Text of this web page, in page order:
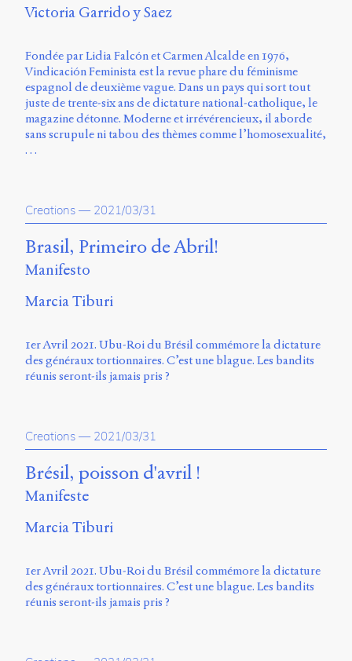
Victoria Garrido y Saez
Fondée par Lidia Falcón et Carmen Alcalde en 1976,
Vindicación Feminista est la revue phare du féminisme
espagnol de deuxième vague. Dans un pays qui sort tout
juste de trente-six ans de dictature national-catholique, le
magazine détonne. Moderne et irrévérencieux, il aborde
sans scrupule ni tabou des thèmes comme l’homosexualité,
…
Creations — 2021/03/31
Brasil, Primeiro de Abril!
Manifesto
Marcia Tiburi
1er Avril 2021. Ubu-Roi du Brésil commémore la dictature
des généraux tortionnaires. C’est une blague. Les bandits
réunis seront-ils jamais pris ?
Creations — 2021/03/31
Brésil, poisson d'avril !
Manifeste
Marcia Tiburi
1er Avril 2021. Ubu-Roi du Brésil commémore la dictature
des généraux tortionnaires. C’est une blague. Les bandits
réunis seront-ils jamais pris ?